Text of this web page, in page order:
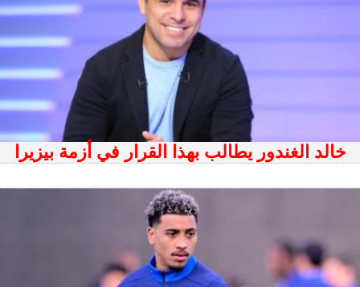
خالد الغندور يطالب بهذا القرار في أزمة بيزيرا